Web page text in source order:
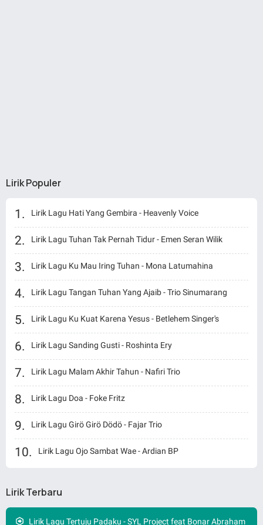
Lirik Populer
Lirik Lagu Hati Yang Gembira - Heavenly Voice
Lirik Lagu Tuhan Tak Pernah Tidur - Emen Seran Wilik
Lirik Lagu Ku Mau Iring Tuhan - Mona Latumahina
Lirik Lagu Tangan Tuhan Yang Ajaib - Trio Sinumarang
Lirik Lagu Ku Kuat Karena Yesus - Betlehem Singer's
Lirik Lagu Sanding Gusti - Roshinta Ery
Lirik Lagu Malam Akhir Tahun - Nafiri Trio
Lirik Lagu Doa - Foke Fritz
Lirik Lagu Girö Girö Dödö - Fajar Trio
Lirik Lagu Ojo Sambat Wae - Ardian BP
Lirik Terbaru
Lirik Lagu Tertuju Padaku - SYL Project feat Bonar Abraham